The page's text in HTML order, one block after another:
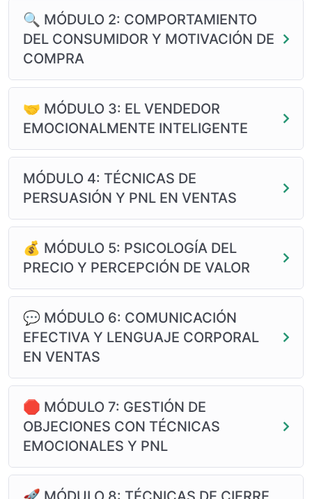
🔍 MÓDULO 2: COMPORTAMIENTO
DEL CONSUMIDOR Y MOTIVACIÓN DE
COMPRA
🤝 MÓDULO 3: EL VENDEDOR
EMOCIONALMENTE INTELIGENTE
MÓDULO 4: TÉCNICAS DE
PERSUASIÓN Y PNL EN VENTAS
💰 MÓDULO 5: PSICOLOGÍA DEL
PRECIO Y PERCEPCIÓN DE VALOR
💬 MÓDULO 6: COMUNICACIÓN
EFECTIVA Y LENGUAJE CORPORAL
EN VENTAS
🛑 MÓDULO 7: GESTIÓN DE
OBJECIONES CON TÉCNICAS
EMOCIONALES Y PNL